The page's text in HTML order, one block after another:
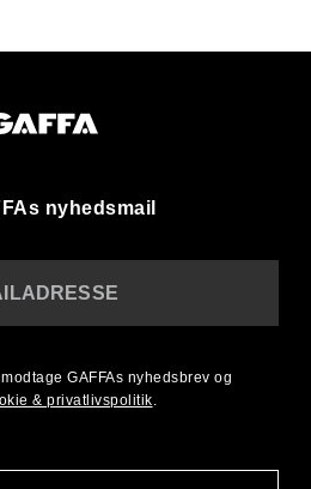
nyhedsmail
GAFFAs nyhedsbrev og
& privatlivspolitik.